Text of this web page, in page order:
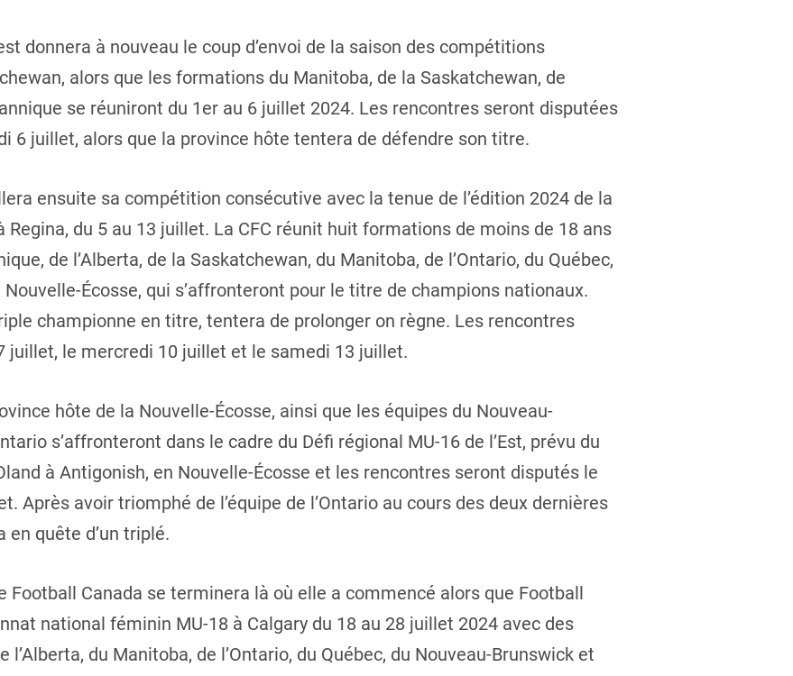
donnera à nouveau le coup d’envoi de la saison des compétitions
alors que les formations du Manitoba, de la Saskatchewan, de
se réuniront du 1er au 6 juillet 2024. Les rencontres seront disputées
6 juillet, alors que la province hôte tentera de défendre son titre.
ensuite sa compétition consécutive avec la tenue de l’édition 2024 de la
Regina, du 5 au 13 juillet. La CFC réunit huit formations de moins de 18 ans
de l’Alberta, de la Saskatchewan, du Manitoba, de l’Ontario, du Québec,
Écosse, qui s’affronteront pour le titre de champions nationaux.
championne en titre, tentera de prolonger on règne. Les rencontres
juillet, le mercredi 10 juillet et le samedi 13 juillet.
hôte de la Nouvelle-Écosse, ainsi que les équipes du Nouveau-
s’affronteront dans le cadre du Défi régional MU-16 de l’Est, prévu du
à Antigonish, en Nouvelle-Écosse et les rencontres seront disputés le
Après avoir triomphé de l’équipe de l’Ontario au cours des deux dernières
en quête d’un triplé.
Football Canada se terminera là où elle a commencé alors que Football
national féminin MU-18 à Calgary du 18 au 28 juillet 2024 avec des
l’Alberta, du Manitoba, de l’Ontario, du Québec, du Nouveau-Brunswick et